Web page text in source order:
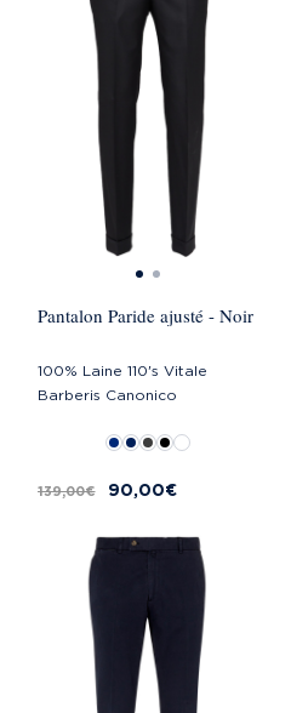
Pantalon Paride ajusté - Noir
100% Laine 110's Vitale
Barberis Canonico
139,00 € 90,00 €